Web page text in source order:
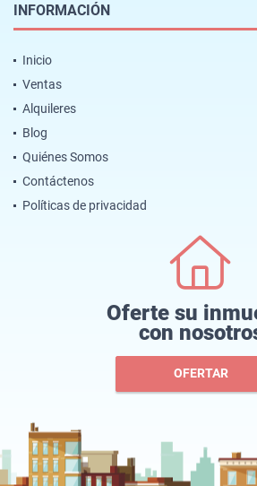
INFORMACIÓN
Inicio
Ventas
Alquileres
Blog
Quiénes Somos
Contáctenos
Políticas de privacidad
Oferte su
con
OFERTAR